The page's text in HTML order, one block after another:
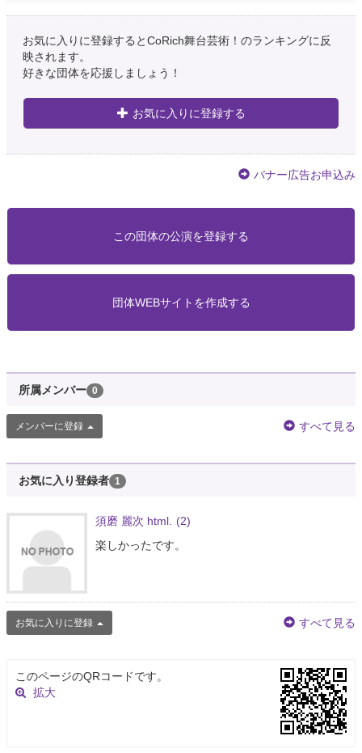
お気に入りに登録するとCoRich舞台芸術！のランキングに反
映されます。
好きな団体を応援しましょう！
お気に入りに登録する
バナー広告お申込み
この団体の公演を登録する
団体WEBサイトを作成する
所属メンバー 0
メンバーに登録 すべて見る
お気に入り登録者 1
須磨 麗次 html.
(2)
楽しかったです。
お気に入りに登録 すべて見る
このページのQRコードです。
拡大